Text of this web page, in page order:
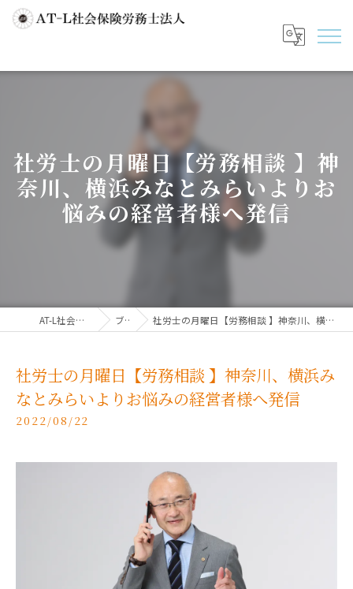
社労士の月曜日【労務相談 】神
奈川、横浜みなとみらいよりお
悩みの経営者様へ発信
AT-L社会保険労務士法人 ブログ 社労士の月曜日【労務相談 】神奈川、横浜みなとみらいよりお悩みの経営者様へ発信
社労士の月曜日【労務相談 】神奈川、横浜み
なとみらいよりお悩みの経営者様へ発信
2022/08/22